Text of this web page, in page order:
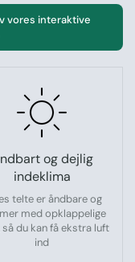
vores interaktive
og dejlig
indeklima
telte er åndbare og
med opklappelige
så du kan få ekstra luft
ind